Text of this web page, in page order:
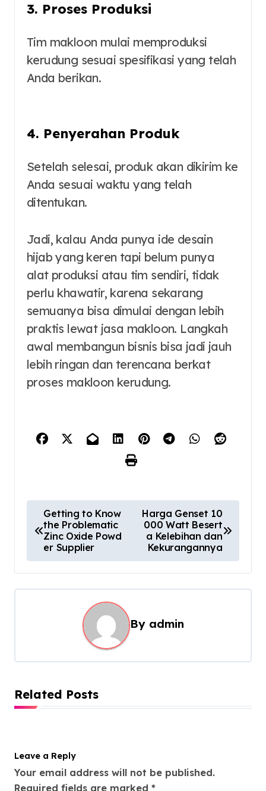
3. Proses Produksi
Tim makloon mulai memproduksi
kerudung sesuai spesifikasi yang telah
Anda berikan.
4. Penyerahan Produk
Setelah selesai, produk akan dikirim ke
Anda sesuai waktu yang telah
ditentukan.
Jadi, kalau Anda punya ide desain
hijab yang keren tapi belum punya
alat produksi atau tim sendiri, tidak
perlu khawatir, karena sekarang
semuanya bisa dimulai dengan lebih
praktis lewat jasa makloon. Langkah
awal membangun bisnis bisa jadi jauh
lebih ringan dan terencana berkat
proses makloon kerudung.
o
t
n
g
a
t
n
Getting to Know
the Problematic
Zinc Oxide Powd
er Supplier
Harga Genset 10
000 Watt Besert
a Kelebihan dan
Kekurangannya
By admin
Related Posts
Leave a Reply
Your email address will not be published.
Required fields are marked *